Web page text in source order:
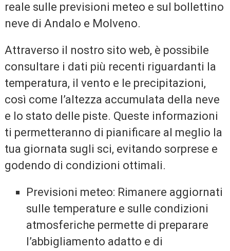
reale sulle previsioni meteo e sul bollettino
neve di Andalo e Molveno.
Attraverso il nostro sito web, è possibile
consultare i dati più recenti riguardanti la
temperatura, il vento e le precipitazioni,
così come l’altezza accumulata della neve
e lo stato delle piste. Queste informazioni
ti permetteranno di pianificare al meglio la
tua giornata sugli sci, evitando sorprese e
godendo di condizioni ottimali.
Previsioni meteo: Rimanere aggiornati
sulle temperature e sulle condizioni
atmosferiche permette di preparare
l’abbigliamento adatto e di